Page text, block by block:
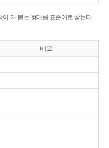
이’가 붙는 형태를 표준어로 삼는다.
비고